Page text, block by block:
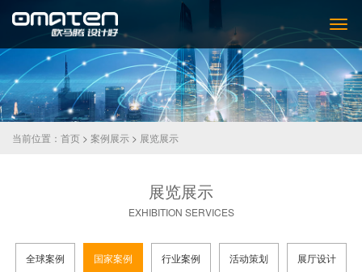
当前位置： 首页 > 案例展示 > 展览展示
展览展示
EXHIBITION SERVICES
全球案例 国家案例 行业案例 活动策划 展厅设计